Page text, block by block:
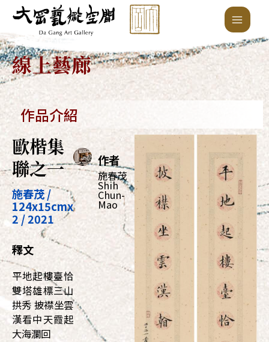
主
要
內
容
Main
Menu
線上藝廊
作品介紹
歐楷集
聯之一
施春茂 /
124x15cmx
2 / 2021
釋文
平地起樓臺恰
雙塔雄標三山
拱秀 披襟坐雲
漢看中天霞起
大海瀾回
作者
施春茂
Shih
Chun-
Mao